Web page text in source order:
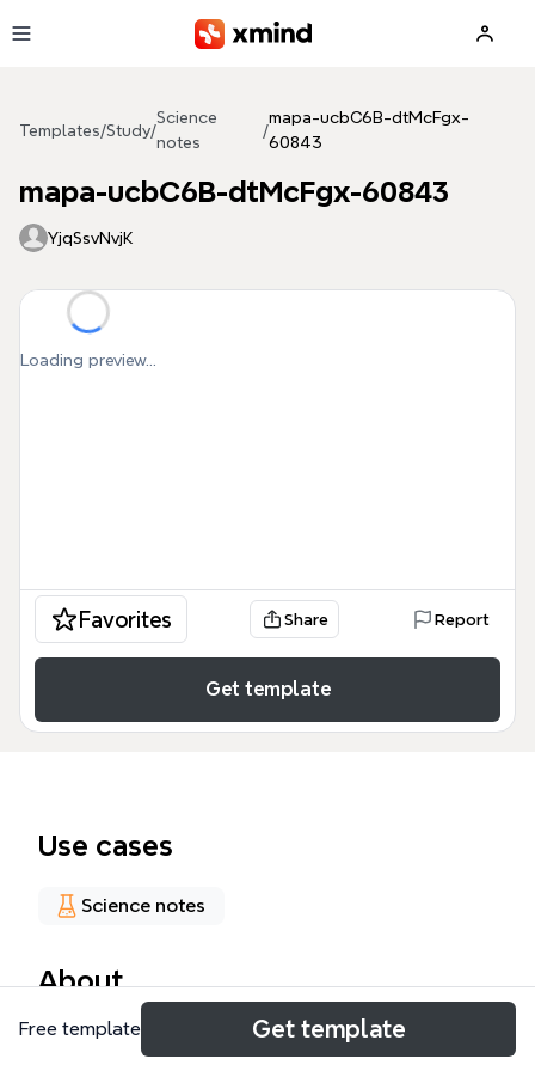
Templates/Study/
Science
notes
/
mapa-ucbC6B-dtMcFgx-
60843
mapa-ucbC6B-dtMcFgx-60843
YjqSsvNvjK
Loading preview...
Favorites Share Report
Get template
Use cases
Science notes
About
El mapa mental 'Efectos del CO en la célula' detalla
Free template Get template